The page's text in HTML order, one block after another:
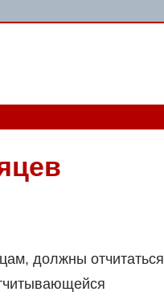
должны отчитаться